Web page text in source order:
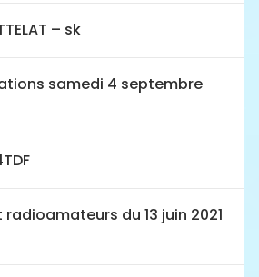
– sk
samedi 4 septembre
du 13 juin 2021